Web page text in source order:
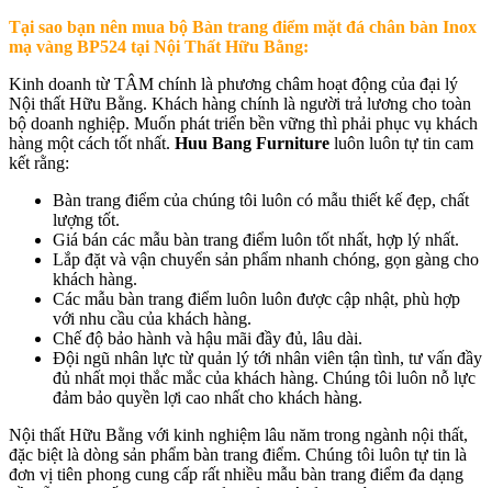
Tại sao bạn nên mua bộ Bàn trang điểm mặt đá chân bàn Inox
mạ vàng BP524 tại Nội Thất Hữu Bằng:
Kinh doanh từ TÂM chính là phương châm hoạt động của đại lý
Nội thất Hữu Bằng. Khách hàng chính là người trả lương cho toàn
bộ doanh nghiệp. Muốn phát triển bền vững thì phải phục vụ khách
hàng một cách tốt nhất. Huu Bang Furniture luôn luôn tự tin cam
kết rằng:
Bàn trang điểm của chúng tôi luôn có mẫu thiết kế đẹp, chất
lượng tốt.
Giá bán các mẫu bàn trang điểm luôn tốt nhất, hợp lý nhất.
Lắp đặt và vận chuyển sản phẩm nhanh chóng, gọn gàng cho
khách hàng.
Các mẫu bàn trang điểm luôn luôn được cập nhật, phù hợp
với nhu cầu của khách hàng.
Chế độ bảo hành và hậu mãi đầy đủ, lâu dài.
Đội ngũ nhân lực từ quản lý tới nhân viên tận tình, tư vấn đầy
đủ nhất mọi thắc mắc của khách hàng. Chúng tôi luôn nỗ lực
đảm bảo quyền lợi cao nhất cho khách hàng.
Nội thất Hữu Bằng với kinh nghiệm lâu năm trong ngành nội thất,
đặc biệt là dòng sản phẩm bàn trang điểm. Chúng tôi luôn tự tin là
đơn vị tiên phong cung cấp rất nhiều mẫu bàn trang điểm đa dạng